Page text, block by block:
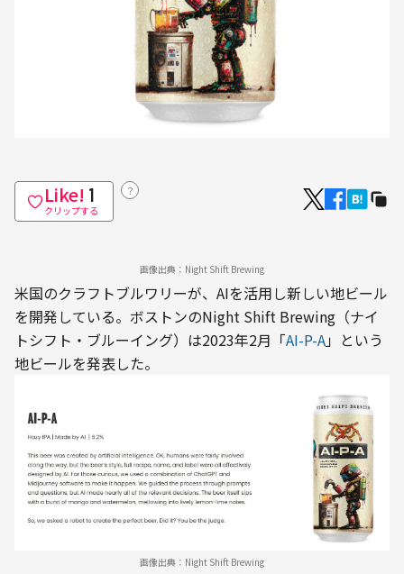
Like! 1
クリップする
？
画像出典：Night Shift Brewing
米国のクラフトブルワリーが、AIを活用し新しい地ビール
を開発している。ボストンのNight Shift Brewing（ナイ
トシフト・ブルーイング）は2023年2月「AI-P-A」という
地ビールを発表した。
画像出典：Night Shift Brewing